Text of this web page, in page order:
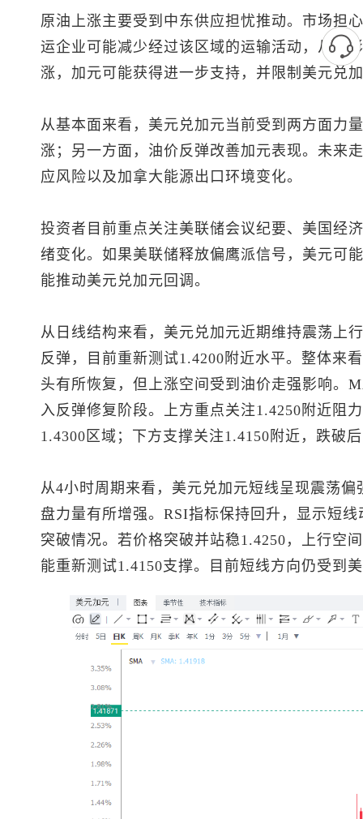
原油上涨主要受到中东供应担忧推动。市场担
运企业可能减少经过该区域的运输活动，从而
涨，加元可能获得进一步支持，并限制 美元兑
从基本面来看， 美元兑加元当前受到两方面力
涨；另一方面，油价反弹改善加元表现。未来
应风险以及加拿大能源出口环境变化。
投资者目前重点关注美联储会议纪要、美国经
绪变化。如果美联储释放偏鹰派信号，美元可
能推动美元兑加元 回调。
从日线结构来看， 美元兑加元近期维持震荡上
反弹，目前重新测试1.4200附近水平。整体来
头有所恢复，但上涨空间受到油价走强影响。
入反弹修复阶段。上方重点关注1.4250附近阻
1.4300区域；下方支撑关注1.4150附近，跌破
从4小时周期来看， 美元兑加元短线呈现震荡偏
盘力量有所增强。RSI指标保持回升，显示短
突破情况。若价格突破并站稳1.4250，上行空
能重新测试1.4150支撑。目前短线方向仍受到